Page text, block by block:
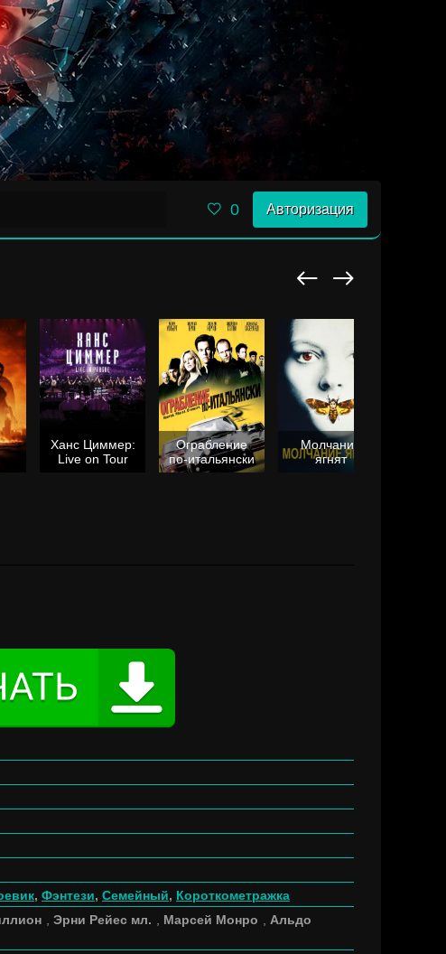
0 Авторизация
Ханс Циммер:
Live on Tour
Ограбление
по-итальянски
Молчание
ягнят
, Фэнтези, Семейный, Короткометражка
Эрни Рейес мл. Марсей Монро
Альдо